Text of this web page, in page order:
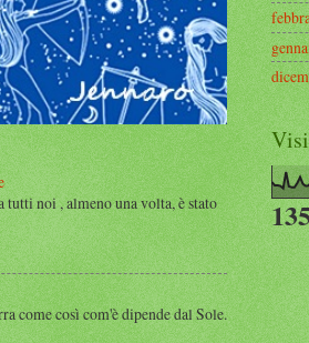
noi , almeno una volta, è stato
come così com'è dipende dal Sole.